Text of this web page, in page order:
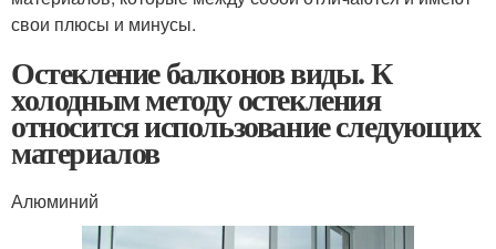
свои плюсы и минусы.
Остекление балконов виды. К
холодным методу остекления
относится использование следующих
материалов
Алюминий